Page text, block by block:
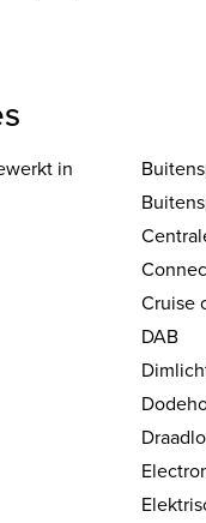
in
Cruise
DAB